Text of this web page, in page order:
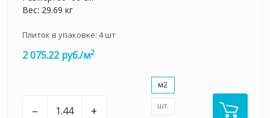
Вес: 29.69 кг
Плиток в упаковке: 4шт
2 075.22 руб./м2
– +
м2
шт.